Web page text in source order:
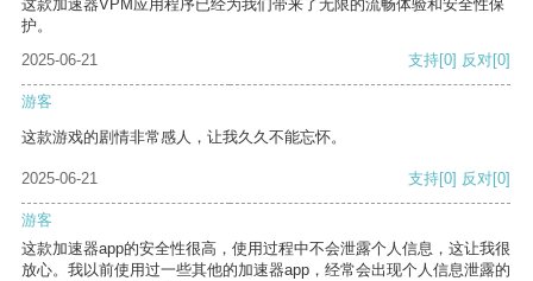
这款加速器VPM应用程序已经为我们带来了无限的流畅体验和安全性保
护。
2025-06-21
支持[0] 反对[0]
游客
这款游戏的剧情非常感人，让我久久不能忘怀。
2025-06-21 支持[0] 反对[0]
游客
这款加速器app的安全性很高，使用过程中不会泄露个人信息，这让我很
放心。我以前使用过一些其他的加速器app，经常会出现个人信息泄露的